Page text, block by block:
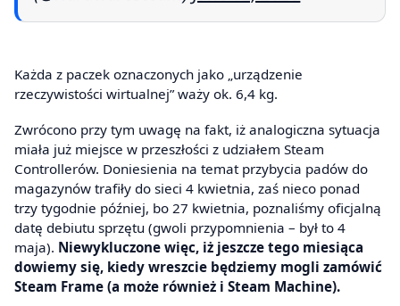
Każda z paczek oznaczonych jako „urządzenie
rzeczywistości wirtualnej” waży ok. 6,4 kg.
Zwrócono przy tym uwagę na fakt, iż analogiczna sytuacja
miała już miejsce w przeszłości z udziałem Steam
Controllerów. Doniesienia na temat przybycia padów do
magazynów trafiły do sieci 4 kwietnia, zaś nieco ponad
trzy tygodnie później, bo 27 kwietnia, poznaliśmy oficjalną
datę debiutu sprzętu (gwoli przypomnienia – był to 4
maja). Niewykluczone więc, iż jeszcze tego miesiąca
dowiemy się, kiedy wreszcie będziemy mogli zamówić
Steam Frame (a może również i Steam Machine).